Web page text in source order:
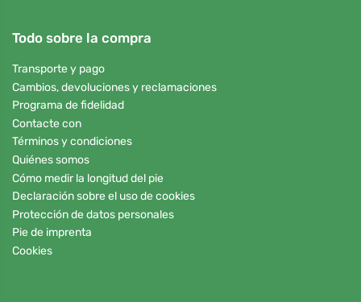
Todo sobre la compra
Transporte y pago
Cambios, devoluciones y reclamaciones
Programa de fidelidad
Contacte con
Términos y condiciones
Quiénes somos
Cómo medir la longitud del pie
Declaración sobre el uso de cookies
Protección de datos personales
Pie de imprenta
Cookies